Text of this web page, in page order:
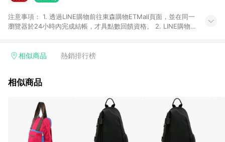
注意事項： 1. 透過LINE購物前往東森購物ETMall頁面，並在同一
瀏覽器於24小時內完成結帳，才具點數回饋資格。 2. LINE購物
單，皆不在點數回饋範圍內。 3. 如購買以下類別商品，將無法獲
球嚴選、商城、專案商品、「草莓網」全館商品。 4. 如取消訂
回饋。 5. 點數回饋會扣除所有折扣優惠後之最終發票金額計算，
實際回饋請依LINE購物通知為主。 6. 訂單如有使用東森購物
ETMall站內之折扣優惠(包含但不限於東森幣、樂透金、東森現金
券等)，不具點數回饋資格。詳細請依東森購物ETMall之結帳頁面
相似商品 熱銷排行榜
相似商品